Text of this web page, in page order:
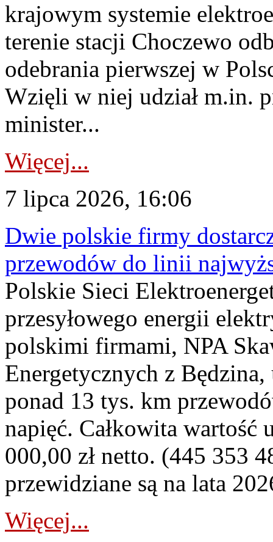
krajowym systemie
terenie stacji Choczewo
odebrania pierwszej w
Wzięli w niej udział m.in.
minister...
Więcej...
7 lipca 2026, 16:06
Dwie polskie firmy
przewodów do linii
Polskie Sieci
przesyłowego energii
polskimi firmami, NPA
Energetycznych z
ponad 13 tys. km
napięć. Całkowita
000,00 zł netto. (445 353
przewidziane są na lata
Więcej...